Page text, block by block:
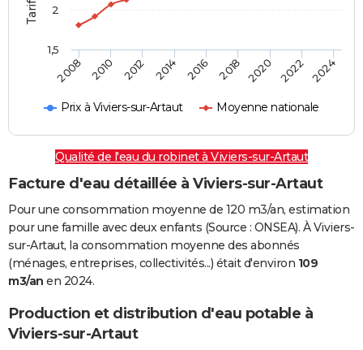
Prix à Viviers-sur-Artaut Moyenne nationale
2008 2010 2012 2014 2016 2018 2020 2022 2024
1,5
2
Qualité de l'eau du robinet à Viviers-sur-Artaut
Facture d'eau détaillée à Viviers-sur-Artaut
Pour une consommation moyenne de 120 m3/an, estimation
pour une famille avec deux enfants (Source : ONSEA). À Viviers-
sur-Artaut, la consommation moyenne des abonnés
(ménages, entreprises, collectivités...) était d'environ 109
m3/an en 2024.
Production et distribution d'eau potable à
Viviers-sur-Artaut